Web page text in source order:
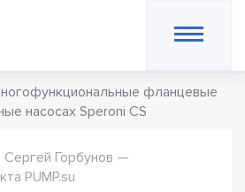
фланцевые
насосах Speroni CS
Сергей Горбунов —
PUMP.su